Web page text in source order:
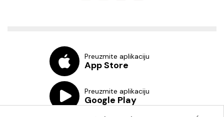
Preuzmite aplikaciju
App Store
Preuzmite aplikaciju
Google Play